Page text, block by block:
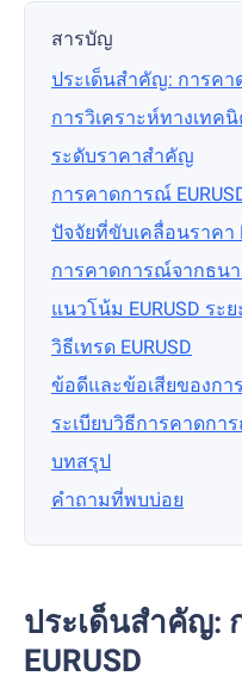
สารบัญ
ประเด็นสำคัญ: การคา
การวิเคราะห์ทางเทคนิ
ระดับราคาสำคัญ
การคาดการณ์
ปัจจัยที่ขับเคลื่อนราคา
การคาดการณ์จากธน
แนวโน้ม EURUSD ระ
วิธีเทรด EURUSD
ข้อดีและข้อเสียของการ
ระเบียบวิธีการคาดกา
บทสรุป
คำถามที่พบบ่อย
ประเด็นสำคัญ:
EURUSD